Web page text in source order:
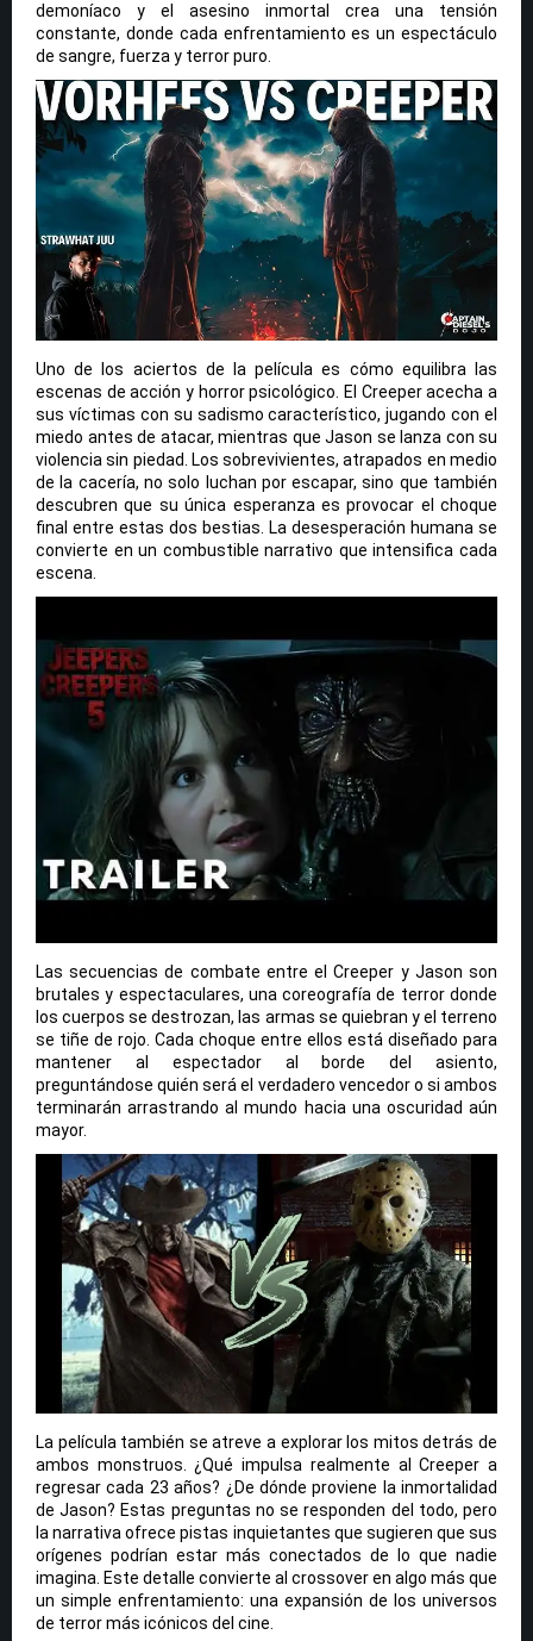
demoníaco y el asesino inmortal crea una tensión
constante, donde cada enfrentamiento es un espectáculo
de sangre, fuerza y terror puro.
Uno de los aciertos de la película es cómo equilibra las
escenas de acción y horror psicológico. El Creeper acecha a
sus víctimas con su sadismo característico, jugando con el
miedo antes de atacar, mientras que Jason se lanza con su
violencia sin piedad. Los sobrevivientes, atrapados en medio
de la cacería, no solo luchan por escapar, sino que también
descubren que su única esperanza es provocar el choque
final entre estas dos bestias. La desesperación humana se
convierte en un combustible narrativo que intensifica cada
escena.
Las secuencias de combate entre el Creeper y Jason son
brutales y espectaculares, una coreografía de terror donde
los cuerpos se destrozan, las armas se quiebran y el terreno
se tiñe de rojo. Cada choque entre ellos está diseñado para
mantener al espectador al borde del asiento,
preguntándose quién será el verdadero vencedor o si ambos
terminarán arrastrando al mundo hacia una oscuridad aún
mayor.
La película también se atreve a explorar los mitos detrás de
ambos monstruos. ¿Qué impulsa realmente al Creeper a
regresar cada 23 años? ¿De dónde proviene la inmortalidad
de Jason? Estas preguntas no se responden del todo, pero
la narrativa ofrece pistas inquietantes que sugieren que sus
orígenes podrían estar más conectados de lo que nadie
imagina. Este detalle convierte al crossover en algo más que
un simple enfrentamiento: una expansión de los universos
de terror más icónicos del cine.